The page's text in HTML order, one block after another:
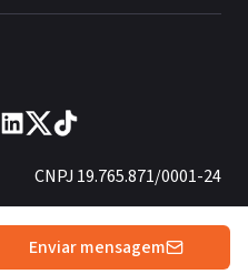
Enviar mensagem
CNPJ 19.765.871/0001-24
Fundado em 2013